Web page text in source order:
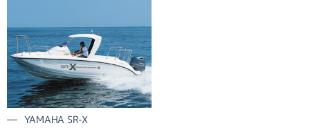
YAMAHA SR-X